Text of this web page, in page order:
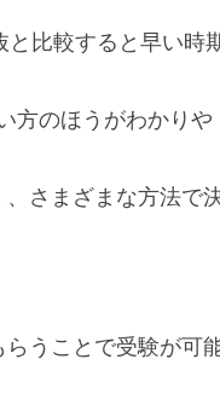
比較すると早い時
方のほうがわかりや
、さまざまな方法で
うことで受験が可